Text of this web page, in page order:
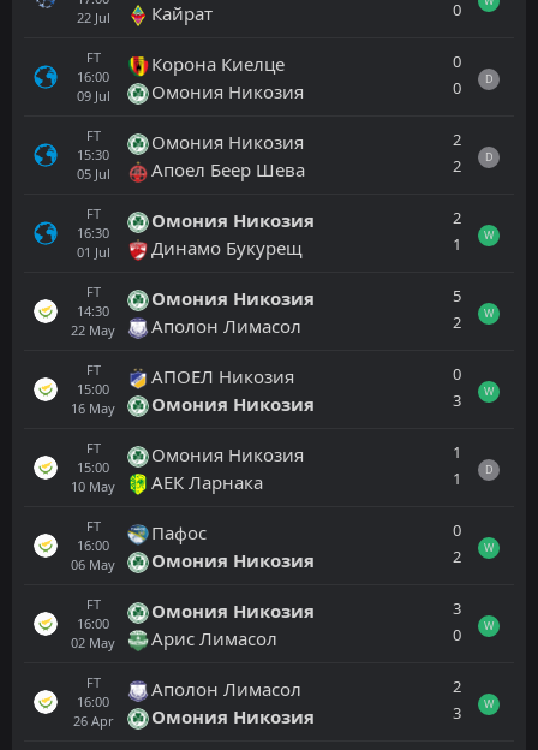
22 Jul Кайрат 0
FT
16:00
09 Jul
Корона Киелце
Омония Никозия
0
0
D
FT
15:30
05 Jul
Омония Никозия
Апоел Беер Шева
2
2
D
FT
16:30
01 Jul
Омония Никозия
Динамо Букурещ
2
1
W
FT
14:30
22 May
Омония Никозия
Аполон Лимасол
5
2
W
FT
15:00
16 May
АПОЕЛ Никозия
Омония Никозия
0
3
W
FT
15:00
10 May
Омония Никозия
АЕК Ларнака
1
1
D
FT
16:00
06 May
Пафос
Омония Никозия
0
2
W
FT
16:00
02 May
Омония Никозия
Арис Лимасол
3
0
W
FT
16:00
26 Apr
Аполон Лимасол
Омония Никозия
2
3
W